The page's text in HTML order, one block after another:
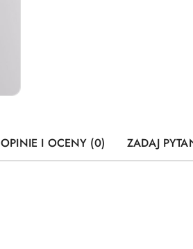
OPINIE I OCENY (0) ZADAJ